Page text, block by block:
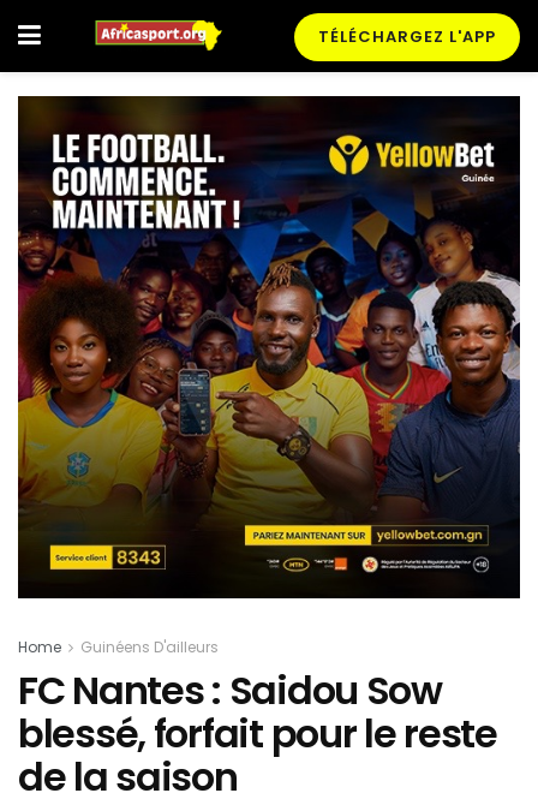
TÉLÉCHARGEZ L'APP
Home Guinéens D'ailleurs
FC Nantes : Saidou Sow
blessé, forfait pour le reste
de la saison